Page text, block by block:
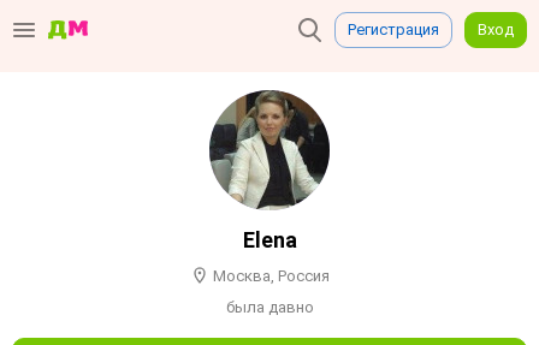
Регистрация Вход
Elena
Москва, Россия
была давно